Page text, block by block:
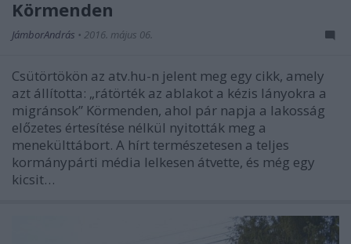
Körmenden
JámborAndrás • 2016. május 06.
Csütörtökön az atv.hu-n jelent meg egy cikk, amely
azt állította: „rátörték az ablakot a kézis lányokra a
migránsok” Körmenden, ahol pár napja a lakosság
előzetes értesítése nélkül nyitották meg a
menekülttábort. A hírt természetesen a teljes
kormánypárti média lelkesen átvette, és még egy
kicsit…